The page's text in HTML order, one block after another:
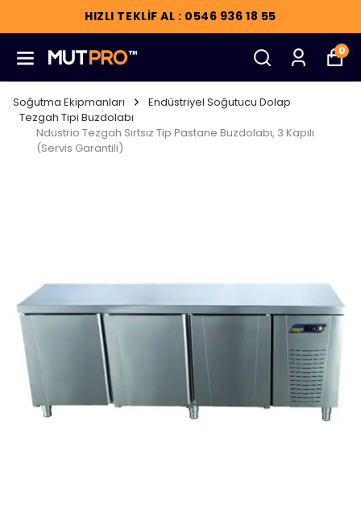
HIZLI TEKLİF AL : 0546 936 18 55
0
Soğutma Ekipmanları
Endüstriyel Soğutucu Dolap
Tezgah Tipi Buzdolabı
Ndustrio Tezgah Sırtsız Tip Pastane Buzdolabı, 3 Kapılı
(Servis Garantili)